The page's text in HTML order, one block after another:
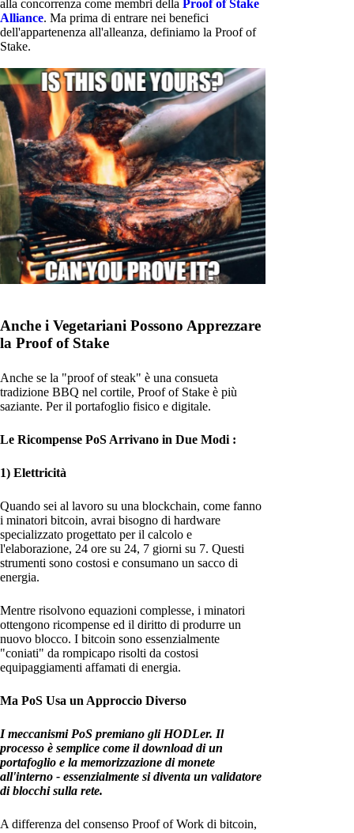
alla concorrenza come membri della Proof of Stake
Alliance. Ma prima di entrare nei benefici
dell'appartenenza all'alleanza, definiamo la Proof of
Stake.
Anche i Vegetariani Possono Apprezzare
la Proof of Stake
Anche se la "proof of steak" è una consueta
tradizione BBQ nel cortile, Proof of Stake è più
saziante. Per il portafoglio fisico e digitale.
Le Ricompense PoS Arrivano in Due Modi :
1) Elettricità
Quando sei al lavoro su una blockchain, come fanno
i minatori bitcoin, avrai bisogno di hardware
specializzato progettato per il calcolo e
l'elaborazione, 24 ore su 24, 7 giorni su 7. Questi
strumenti sono costosi e consumano un sacco di
energia.
Mentre risolvono equazioni complesse, i minatori
ottengono ricompense ed il diritto di produrre un
nuovo blocco. I bitcoin sono essenzialmente
"coniati" da rompicapo risolti da costosi
equipaggiamenti affamati di energia.
Ma PoS Usa un Approccio Diverso
I meccanismi PoS premiano gli HODLer. Il
processo è semplice come il download di un
portafoglio e la memorizzazione di monete
all'interno - essenzialmente si diventa un validatore
di blocchi sulla rete.
A differenza del consenso Proof of Work di bitcoin,